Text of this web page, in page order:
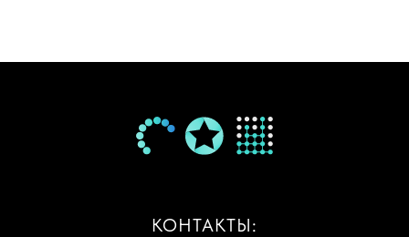
КОНТАКТЫ: